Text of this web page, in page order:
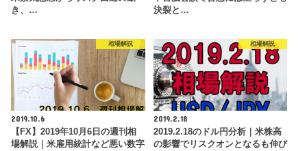
き、…
決裂と…
相場解説
2019.10.6
【FX】2019年10月6日の週刊相
場解説｜米雇用統計など悪い数字
相場解説
2019.2.18
2019.2.18のドル円分析｜米株高
の影響でリスクオンとなるも伸び